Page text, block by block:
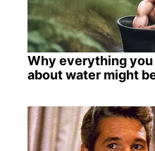
Why everything
about water might